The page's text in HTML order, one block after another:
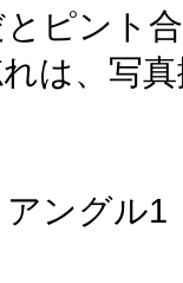
ピント
は、写
ングル1